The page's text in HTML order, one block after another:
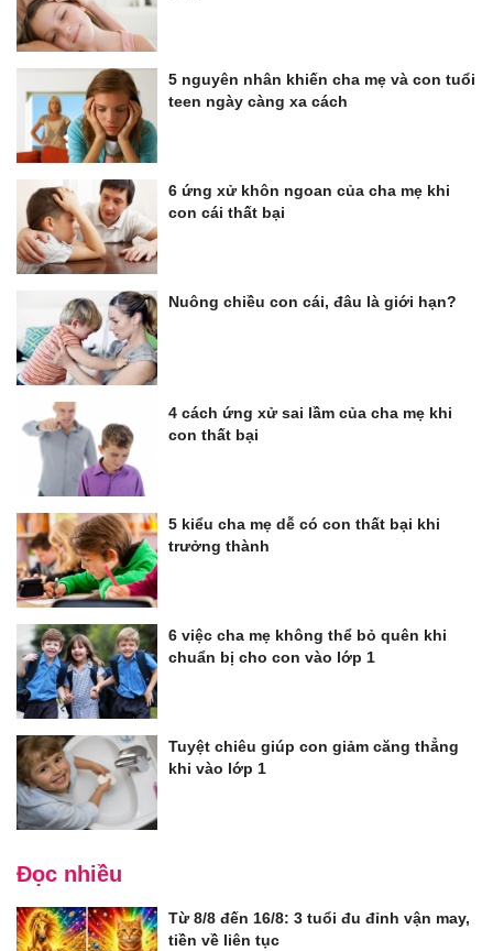
5 nguyên nhân khiến cha mẹ và con tuổi
teen ngày càng xa cách
6 ứng xử khôn ngoan của cha mẹ khi
con cái thất bại
Nuông chiều con cái, đâu là giới hạn?
4 cách ứng xử sai lầm của cha mẹ khi
con thất bại
5 kiểu cha mẹ dễ có con thất bại khi
trưởng thành
6 việc cha mẹ không thể bỏ quên khi
chuẩn bị cho con vào lớp 1
Tuyệt chiêu giúp con giảm căng thẳng
khi vào lớp 1
Đọc nhiều
Từ 8/8 đến 16/8: 3 tuổi đu đỉnh vận may,
tiền về liên tục